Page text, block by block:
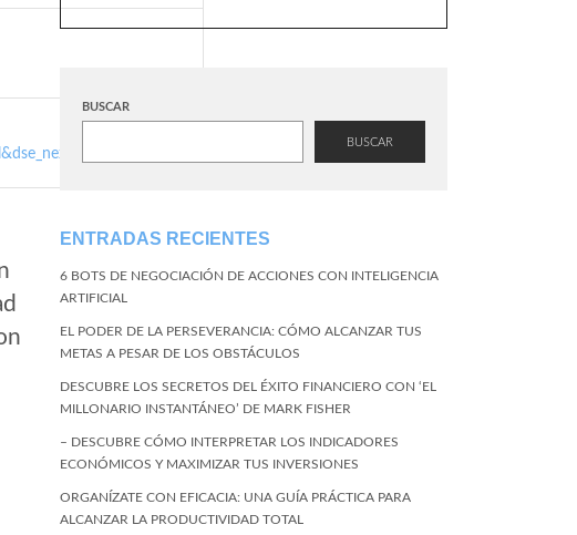
BUSCAR
BUSCAR
ENTRADAS RECIENTES
6 BOTS DE NEGOCIACIÓN DE ACCIONES CON INTELIGENCIA
ARTIFICIAL
EL PODER DE LA PERSEVERANCIA: CÓMO ALCANZAR TUS
METAS A PESAR DE LOS OBSTÁCULOS
DESCUBRE LOS SECRETOS DEL ÉXITO FINANCIERO CON ‘EL
MILLONARIO INSTANTÁNEO’ DE MARK FISHER
– DESCUBRE CÓMO INTERPRETAR LOS INDICADORES
ECONÓMICOS Y MAXIMIZAR TUS INVERSIONES
ORGANÍZATE CON EFICACIA: UNA GUÍA PRÁCTICA PARA
ALCANZAR LA PRODUCTIVIDAD TOTAL